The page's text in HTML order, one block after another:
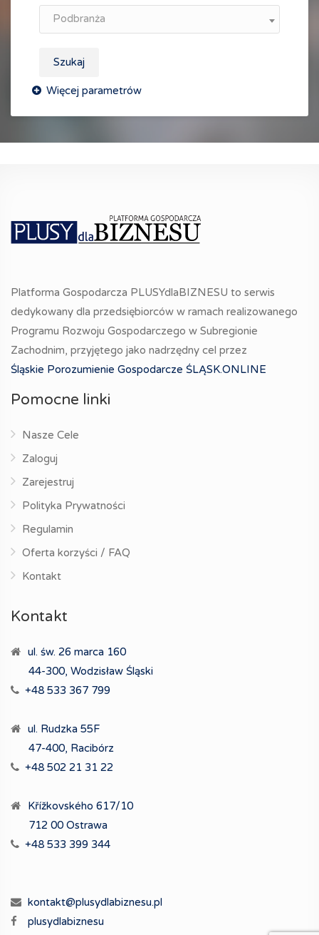
Podbranża
Szukaj
Platforma Gospodarcza PLUSYdlaBIZNESU to serwis
dedykowany dla przedsiębiorców w ramach realizowanego
Programu Rozwoju Gospodarczego w Subregionie
Zachodnim, przyjętego jako nadrzędny cel przez
Śląskie Porozumienie Gospodarcze ŚLĄSK.ONLINE
Pomocne linki
Nasze Cele
Zaloguj
Zarejestruj
Polityka Prywatności
Regulamin
Oferta korzyści / FAQ
Kontakt
Kontakt
ul. św. 26 marca 160
44-300, Wodzisław Śląski
+48 533 367 799
ul. Rudzka 55F
47-400, Racibórz
+48 502 21 31 22
Křížkovského 617/10
712 00 Ostrawa
+48 533 399 344
kontakt@plusydlabiznesu.pl
plusydlabiznesu